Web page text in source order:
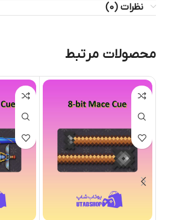
نظرات (0)
محصولات مرتبط